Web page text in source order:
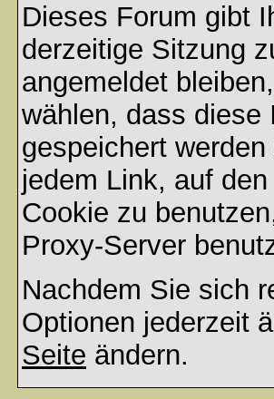
Dieses Forum gibt
derzeitige Sitzung
angemeldet
wählen, dass diese
gespeichert
jedem Link, auf
Cookie zu
Proxy-Server
Nachdem Sie sich
Optionen jederzeit
Seite ändern.